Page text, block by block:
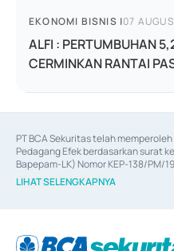
EKONOMI BISNIS |07
ALFI : PERTUMBUHAN
CERMINKAN RANTAI
PT BCA Sekuritas telah
Pedagang Efek berdasarkan surat
Bapepam-LK) Nomor KEP-138/PM/
06/D.04/2014 tanggal 28 Februari
Efek berdasarkan surat keputusan
berdasarkan surat keputusan
LIHAT SELENGKAPNYA